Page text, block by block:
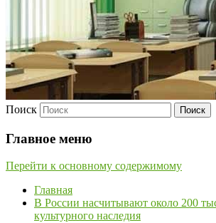
Поиск
Главное меню
Перейти к основному содержимому
Главная
В России насчитывают около 200
культурного наследия